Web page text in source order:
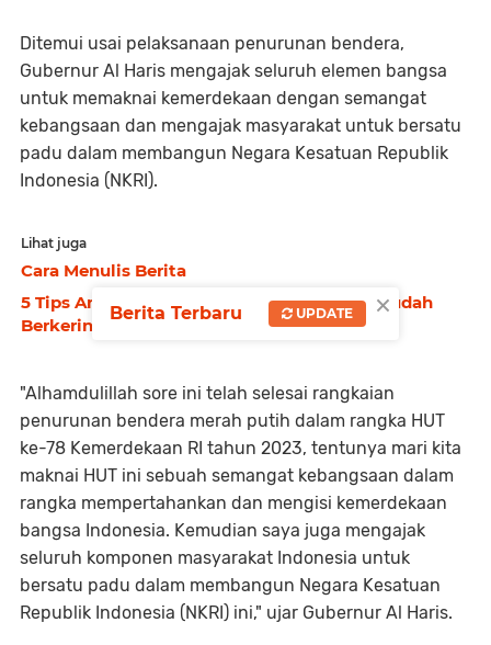
Ditemui usai pelaksanaan penurunan bendera,
Gubernur Al Haris mengajak seluruh elemen bangsa
untuk memaknai kemerdekaan dengan semangat
kebangsaan dan mengajak masyarakat untuk bersatu
padu dalam membangun Negara Kesatuan Republik
Indonesia (NKRI).
Lihat juga
Cara Menulis Berita
5 Tips Aman Berdandan Bagi Wajah yang Mudah
Berkeringat
"Alhamdulillah sore ini telah selesai rangkaian
penurunan bendera merah putih dalam rangka HUT
ke-78 Kemerdekaan RI tahun 2023, tentunya mari kita
maknai HUT ini sebuah semangat kebangsaan dalam
rangka mempertahankan dan mengisi kemerdekaan
bangsa Indonesia. Kemudian saya juga mengajak
seluruh komponen masyarakat Indonesia untuk
bersatu padu dalam membangun Negara Kesatuan
Republik Indonesia (NKRI) ini," ujar Gubernur Al Haris.
×
Berita Terbaru UPDATE